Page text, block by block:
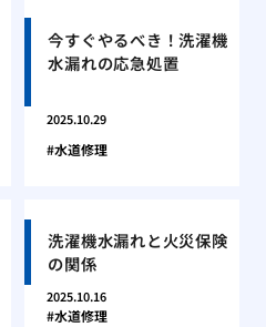
今すぐやるべき！洗濯機
水漏れの応急処置
2025.10.29
水道修理
洗濯機水漏れと火災保険
の関係
2025.10.16
水道修理